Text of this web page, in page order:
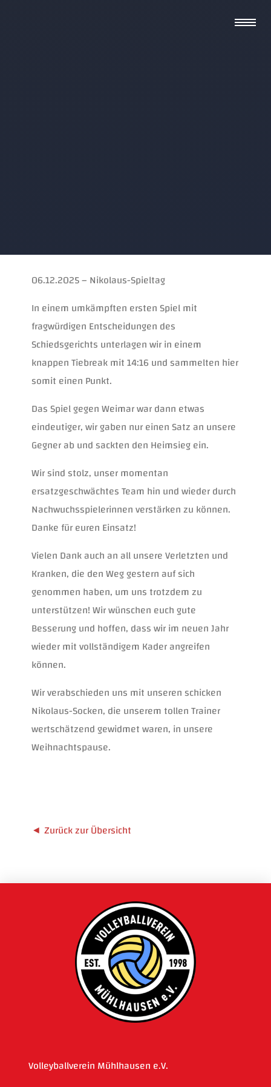
06.12.2025 – Nikolaus-Spieltag
In einem umkämpften ersten Spiel mit
fragwürdigen Entscheidungen des
Schiedsgerichts unterlagen wir in einem
knappen Tiebreak mit 14:16 und sammelten hier
somit einen Punkt.
Das Spiel gegen Weimar war dann etwas
eindeutiger, wir gaben nur einen Satz an unsere
Gegner ab und sackten den Heimsieg ein.
Wir sind stolz, unser momentan
ersatzgeschwächtes Team hin und wieder durch
Nachwuchsspielerinnen verstärken zu können.
Danke für euren Einsatz!
Vielen Dank auch an all unsere Verletzten und
Kranken, die den Weg gestern auf sich
genommen haben, um uns trotzdem zu
unterstützen! Wir wünschen euch gute
Besserung und hoffen, dass wir im neuen Jahr
wieder mit vollständigem Kader angreifen
können.
Wir verabschieden uns mit unseren schicken
Nikolaus-Socken, die unserem tollen Trainer
wertschätzend gewidmet waren, in unsere
Weihnachtspause.
Zurück zur Übersicht
Volleyballverein Mühlhausen e.V.